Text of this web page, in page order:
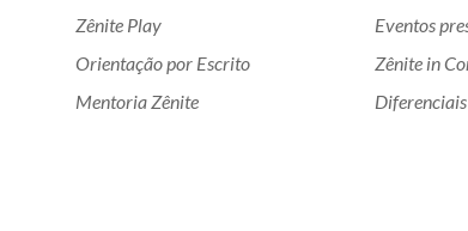
Zênite Play
Orientação por Escrito
Mentoria Zênite
Eventos
Zênite in
Diferenciais